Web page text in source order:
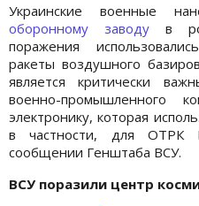
Украинские военные
оборонному заводу в
поражения
ракеты воздушного
является критически
военно-промышленного
электронику, которая
в частности, для ОТРК
сообщении Генштаба ВСУ.
ВСУ поразили центр